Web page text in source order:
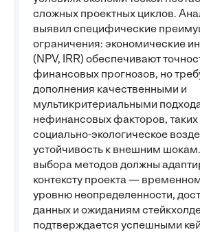
сложных проектных циклов.
выявил специфические
ограничения: экономические
(NPV, IRR) обеспечивают
финансовых прогнозов, но
дополнения качественными и
мультикритериальными
нефинансовых факторов, таких
социально-экологическое
устойчивость к внешним
выбора методов должны
контексту проекта —
уровню неопределенности,
данных и ожиданиям
подтверждается успешными